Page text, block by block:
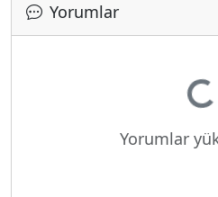
Yorumlar
Yorumlar